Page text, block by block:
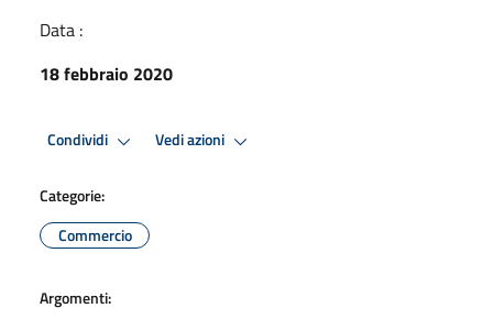
Data :
18 febbraio 2020
Condividi Vedi azioni
Categorie:
Commercio
Argomenti: